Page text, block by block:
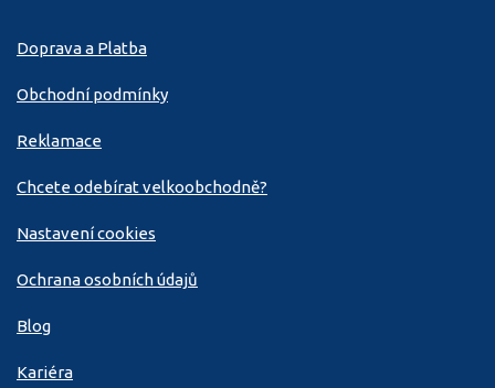
Doprava a Platba
Obchodní podmínky
Reklamace
Chcete odebírat velkoobchodně?
Nastavení cookies
Ochrana osobních údajů
Blog
Kariéra